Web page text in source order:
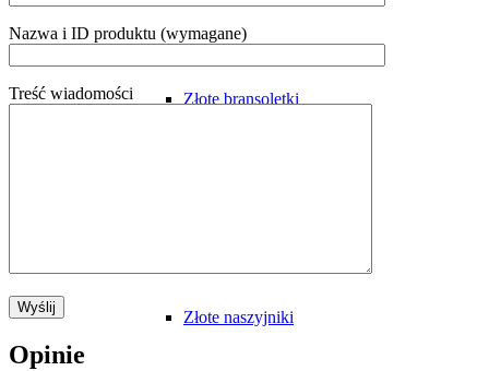
Złote bransoletki
Złote naszyjniki
Nazwa i ID produktu (wymagane)
Treść wiadomości
Opinie